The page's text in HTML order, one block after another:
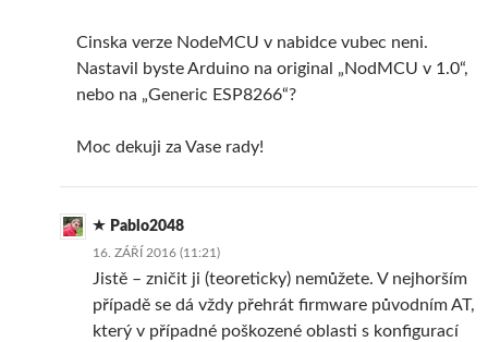
Cinska verze NodeMCU v nabidce vubec neni.
Nastavil byste Arduino na original „NodMCU v 1.0“,
nebo na „Generic ESP8266“?
Moc dekuji za Vase rady!
Pablo2048
16. ZÁŘÍ 2016 (11:21)
Jistě – zničit ji (teoreticky) nemůžete. V nejhorším
případě se dá vždy přehrát firmware původním AT,
který v případné poškozené oblasti s konfigurací